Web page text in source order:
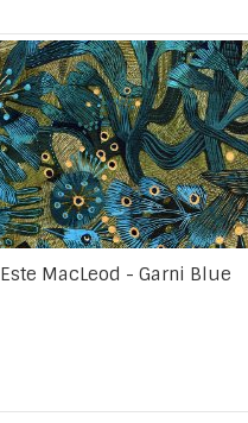
Este MacLeod - Garni Blue